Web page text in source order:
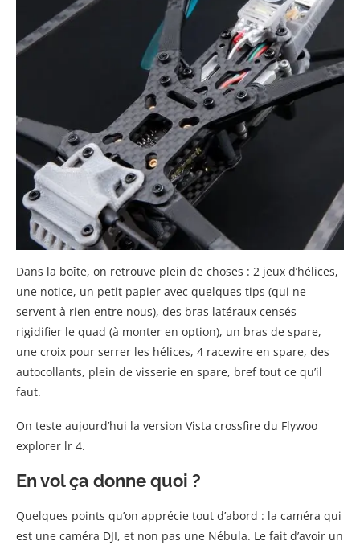
Dans la boîte, on retrouve plein de choses : 2 jeux d’hélices,
une notice, un petit papier avec quelques tips (qui ne
servent à rien entre nous), des bras latéraux censés
rigidifier le quad (à monter en option), un bras de spare,
une croix pour serrer les hélices, 4 racewire en spare, des
autocollants, plein de visserie en spare, bref tout ce qu’il
faut.
On teste aujourd’hui la version Vista crossfire du Flywoo
explorer lr 4.
En vol ça donne quoi ?
Quelques points qu’on apprécie tout d’abord : la caméra qui
est une caméra DJI, et non pas une Nébula. Le fait d’avoir un